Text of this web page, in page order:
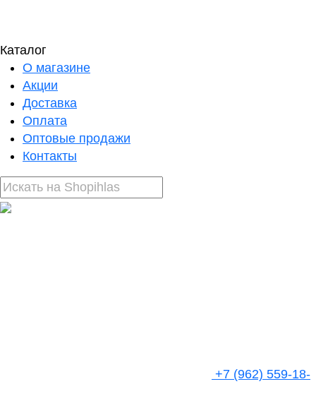
Каталог
О магазине
Акции
Доставка
Оплата
Оптовые продажи
Контакты
+7 (962) 559-18-